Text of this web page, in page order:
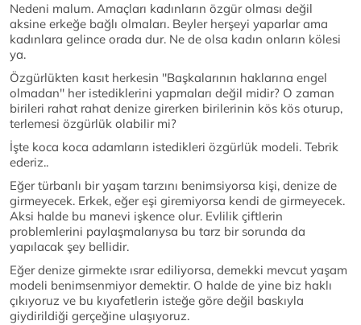
Nedeni malum. Amaçları kadınların özgür olması değil
aksine erkeğe bağlı olmaları. Beyler herşeyi yaparlar ama
kadınlara gelince orada dur. Ne de olsa kadın onların kölesi
ya.
Özgürlükten kasıt herkesin ''Başkalarının haklarına engel
olmadan'' her istediklerini yapmaları değil midir? O zaman
birileri rahat rahat denize girerken birilerinin kös kös oturup,
terlemesi özgürlük olabilir mi?
İşte koca koca adamların istedikleri özgürlük modeli. Tebrik
ederiz..
Eğer türbanlı bir yaşam tarzını benimsiyorsa kişi, denize de
girmeyecek. Erkek, eğer eşi giremiyorsa kendi de girmeyecek.
Aksi halde bu manevi işkence olur. Evlilik çiftlerin
problemlerini paylaşmalarıysa bu tarz bir sorunda da
yapılacak şey bellidir.
Eğer denize girmekte ısrar ediliyorsa, demekki mevcut yaşam
modeli benimsenmiyor demektir. O halde de yine biz haklı
çıkıyoruz ve bu kıyafetlerin isteğe göre değil baskıyla
giydirildiği gerçeğine ulaşıyoruz.